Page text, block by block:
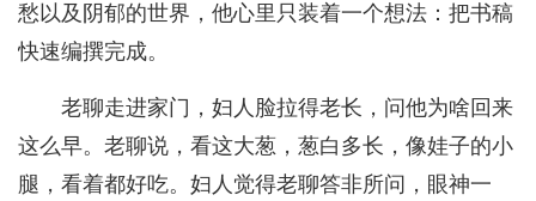
愁以及阴郁的世界，他心里只装着一个想法：把书稿
快速编撰完成。
老聊走进家门，妇人脸拉得老长，问他为啥回来
这么早。老聊说，看这大葱，葱白多长，像娃子的小
腿，看着都好吃。妇人觉得老聊答非所问，眼神一